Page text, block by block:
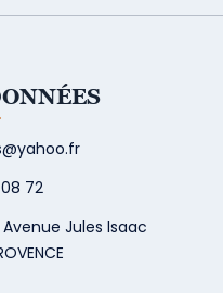
72
Jules Isaac